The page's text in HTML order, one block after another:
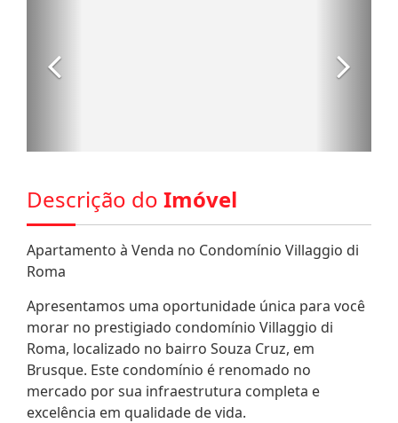
Descrição do Imóvel
Apartamento à Venda no Condomínio Villaggio di
Roma
Apresentamos uma oportunidade única para você
morar no prestigiado condomínio Villaggio di
Roma, localizado no bairro Souza Cruz, em
Brusque. Este condomínio é renomado no
mercado por sua infraestrutura completa e
excelência em qualidade de vida.